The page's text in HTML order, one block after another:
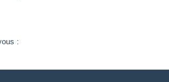
: